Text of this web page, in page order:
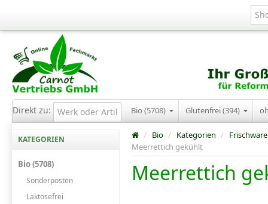
Direkt zu: Bio (5708) Glutenfrei (394)
KATEGORIEN
Bio (5708)
Sonderposten
Laktosefrei
/ Bio / Kategorien / Frischware
Meerrettich gekühlt
Meerrettich